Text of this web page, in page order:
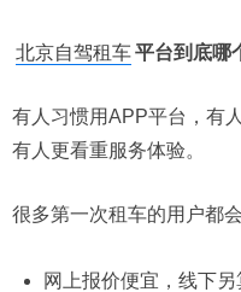
北京自驾租车平台到底哪
有人习惯用APP平台，有
有人更看重服务体验。
很多第一次租车的用户都
网上报价便宜，线下另